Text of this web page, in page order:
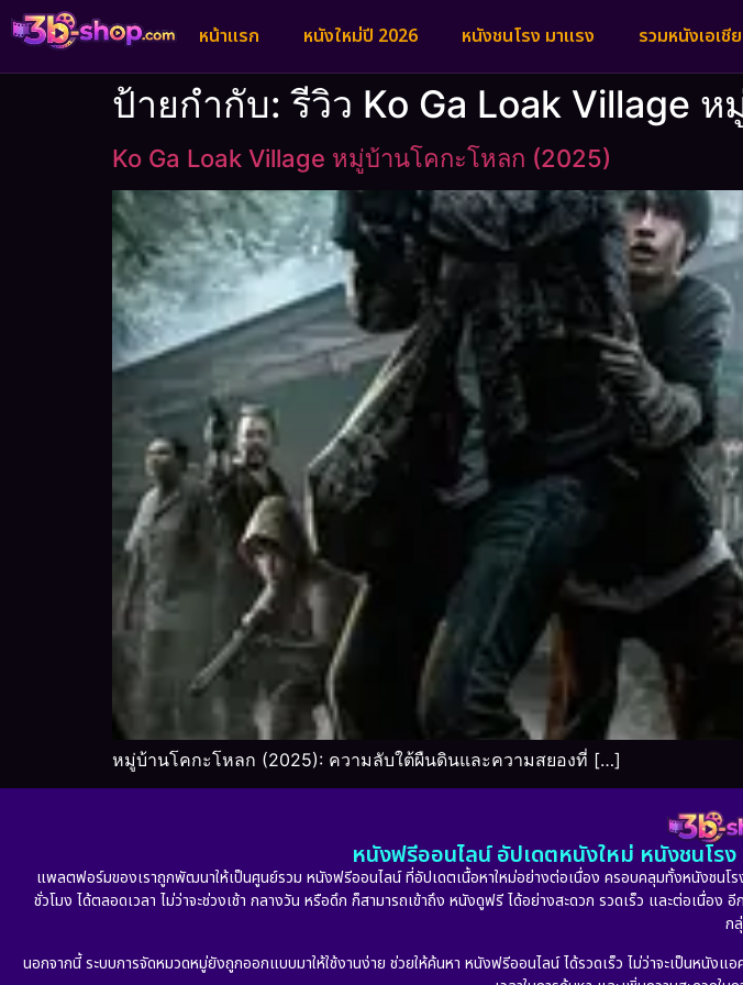
หน้าแรก หนังใหม่ปี 2026 หนังชนโรง มาแรง รวมหนังเอเชีย
ป้ายกำกับ:รีวิว Ko Ga Loak Village
Ko Ga Loak Village หมู่บ้านโคกะโหลก (2025)
หมู่บ้านโคกะโหลก (2025): ความลับใต้ผืนดินและความสยองที่ […]
หนังฟรีออนไลน์ อัปเดตหนังใหม่ หนังชนโร
แพลตฟอร์มของเราถูกพัฒนาให้เป็นศูนย์รวม หนังฟรีออนไลน์ ที่อัปเดตเนื้อหาใหม่อย่างต่อเนื่อง ครอบคลุมทั้งหนังชน
ชั่วโมง ได้ตลอดเวลา ไม่ว่าจะช่วงเช้า กลางวัน หรือดึก ก็สามารถเข้าถึง หนังดูฟรี ได้อย่างสะดวก รวดเร็ว และต่อเนื่
ก
นอกจากนี้ ระบบการจัดหมวดหมู่ยังถูกออกแบบมาให้ใช้งานง่าย ช่วยให้ค้นหา หนังฟรีออนไลน์ ได้รวดเร็ว ไม่ว่าจะเป็นห